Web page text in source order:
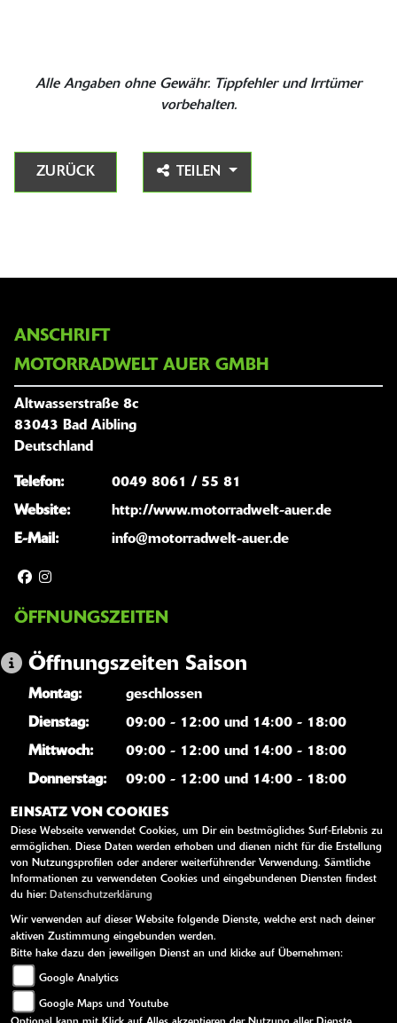
Alle Angaben ohne Gewähr. Tippfehler und Irrtümer
vorbehalten.
ZURÜCK TEILEN
ANSCHRIFT
MOTORRADWELT AUER GMBH
Altwasserstraße 8c
83043 Bad Aibling
Deutschland
Telefon:
0049 8061 / 55 81
Website:
http://www.motorradwelt-auer.de
E-Mail:
info@motorradwelt-auer.de
ÖFFNUNGSZEITEN
Öffnungszeiten Saison
Montag:
geschlossen
Dienstag:
09:00 - 12:00 und 14:00 - 18:00
Mittwoch:
09:00 - 12:00 und 14:00 - 18:00
Donnerstag:
09:00 - 12:00 und 14:00 - 18:00
Freitag:
09:00 - 12:00 und 14:00 - 18:00
Samstag:
09:00 - 12:00
Sonntag:
geschlossen
WEITERE LINKS
Kawasaki News
Kawasaki Handbücher
Kawasaki Bekleidung
EINSATZ VON COOKIES
Diese Webseite verwendet Cookies, um Dir ein bestmögliches Surf-Erlebnis zu
ermöglichen. Diese Daten werden erhoben und dienen nicht für die Erstellung
von Nutzungsprofilen oder anderer weiterführender Verwendung. Sämtliche
Informationen zu verwendeten Cookies und eingebundenen Diensten findest
du hier: Datenschutzerklärung
Wir verwenden auf dieser Website folgende Dienste, welche erst nach deiner
aktiven Zustimmung eingebunden werden.
Bitte hake dazu den jeweiligen Dienst an und klicke auf Übernehmen:
Google Analytics
Google Maps und Youtube